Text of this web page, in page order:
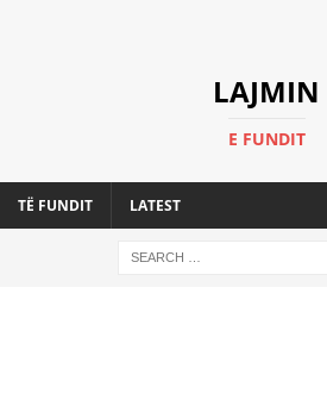
LAJMIN
E FUNDIT
TË FUNDIT LATEST